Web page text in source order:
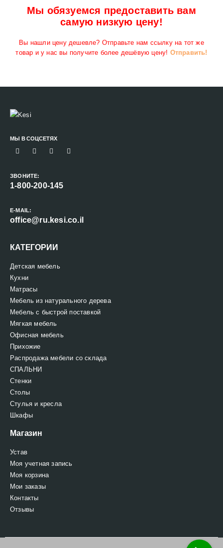
Мы обязуемся предоставить вам
самую низкую цену!
Вы нашли цену дешевле? Отправьте нам ссылку на тот же
товар и у нас вы получите более дешёвую цену! Отправить!
МЫ В СОЦСЕТЯХ
ЗВОНИТЕ:
1-800-200-145
E-MAIL:
office@ru.kesi.co.il
КАТЕГОРИИ
Детская мебель
Кухни
Матрасы
Мебель из натурального дерева
Мебель с быстрой поставкой
Мягкая мебель
Офисная мебель
Прихожие
Распродажа мебели со склада
СПАЛЬНИ
Стенки
Столы
Стулья и кресла
Шкафы
Магазин
Устав
Моя учетная запись
Моя корзина
Мои заказы
Контакты
Отзывы